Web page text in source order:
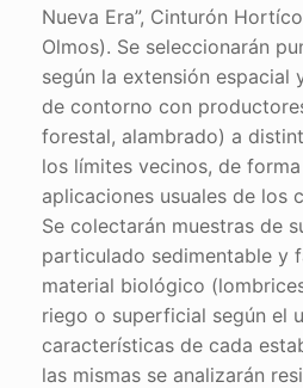
Nueva Era”, Cinturón
Olmos). Se seleccionarán
según la extensión espacial
de contorno con
forestal, alambrado) a
los límites vecinos, de
aplicaciones usuales de los
Se colectarán muestras de
particulado sedimentable y
material biológico
riego o superficial según el
características de cada
las mismas se analizarán